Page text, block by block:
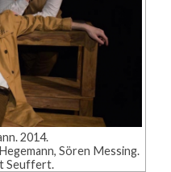
2014.
Sören Messing.
Seuffert.